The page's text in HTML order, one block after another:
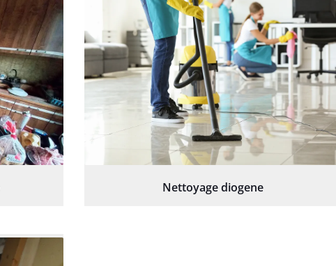
Nettoyage diogene